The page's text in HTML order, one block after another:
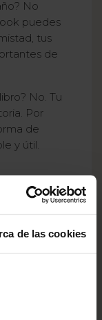
de las cookies
No
puedes
tus
de
No. Tu
Por
de
y útil.